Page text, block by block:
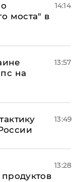
моста" в
14:14
на
13:57
13:49
13:28